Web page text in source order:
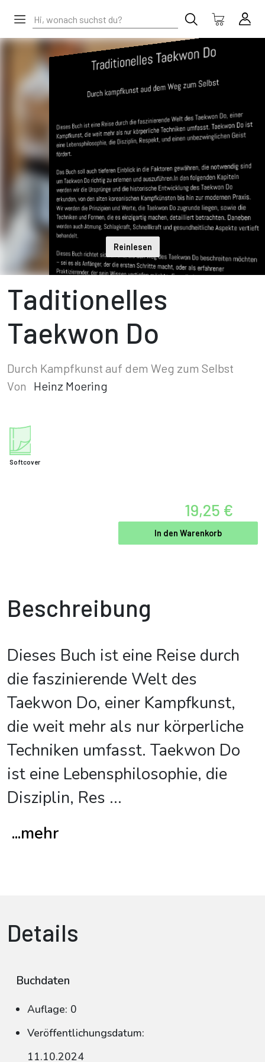
Reinlesen
Taditionelles
Taekwon Do
Durch Kampfkunst auf dem Weg zum Selbst
Von
Heinz Moering
Softcover
19,25 €
In den Warenkorb
Beschreibung
Dieses Buch ist eine Reise durch
die faszinierende Welt des
Taekwon Do, einer Kampfkunst,
die weit mehr als nur körperliche
Techniken umfasst. Taekwon Do
ist eine Lebensphilosophie, die
Disziplin, Res ...
...mehr
Details
Buchdaten
Auflage: 0
Veröffentlichungsdatum:
11.10.2024